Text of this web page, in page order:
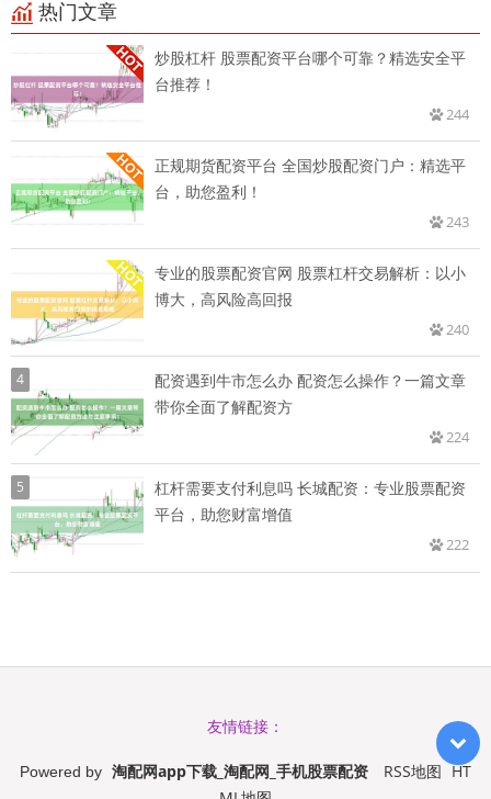
热门文章
炒股杠杆 股票配资平台哪个可靠？精选安全平
台推荐！
244
正规期货配资平台 全国炒股配资门户：精选平
台，助您盈利！
243
专业的股票配资官网 股票杠杆交易解析：以小
博大，高风险高回报
240
4
配资遇到牛市怎么办 配资怎么操作？一篇文章
带你全面了解配资方
224
5
杠杆需要支付利息吗 长城配资：专业股票配资
平台，助您财富增值
222
友情链接：
Powered by 淘配网app下载_淘配网_手机股票配资 RSS地图 HT